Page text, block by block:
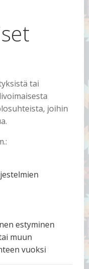
tai
joihin
estyminen
muun
vuoksi